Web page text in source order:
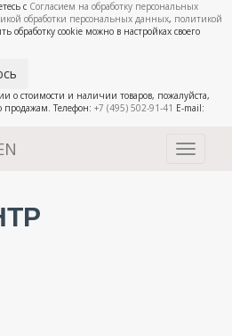
с Согласием на обработку персональных
обработки персональных данных, политикой
обработку cookie можно в настройках своего
о стоимости и наличии товаров, пожалуйста,
Телефон: +7 (495) 502-91-41 E-mail:
Toggle